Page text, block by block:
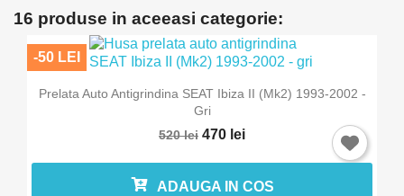
16 produse in aceeasi categorie:
Prelata Auto Antigrindina SEAT Ibiza II (Mk2) 1993-2002 -
Gri
520 lei 470 lei
-50 LEI
ADAUGA IN COS